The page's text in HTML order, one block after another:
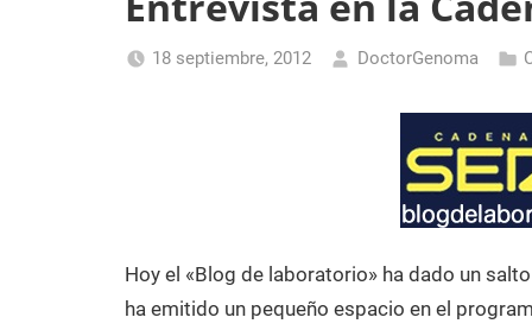
Laboratorio
de 18 septiembre, 2012 DoctorGenoma
Hoy el «Blog de laboratorio» ha dado un
ha emitido un pequeño espacio en el